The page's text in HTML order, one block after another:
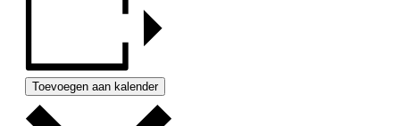
Toevoegen aan kalender